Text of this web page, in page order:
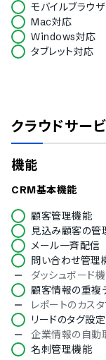
モバイルブラウ
Mac対応
Windows対応
タブレット対応
冗長化
通信の暗号化
IP制限
二要素認証・二
シングルサインオ
対応言語
英語
中国語
デンマーク語
オランダ語
フィンランド語
フランス語
ドイツ語
イタリア語
韓国語
クラウドサー
機能
CRM基本機能
顧客管理機能
見込み顧客の管
メール一斉配信
問い合わせ管理
ダッシュボード
顧客情報の重複
レポートのカス
リードのタグ設定
企業情報の自動
名刺管理機能